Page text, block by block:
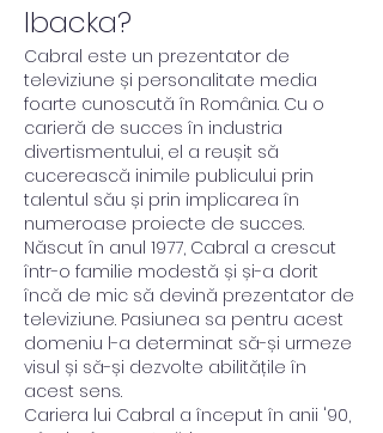
Ibacka?
Cabral este un prezentator de
televiziune și personalitate media
foarte cunoscută în România. Cu o
carieră de succes în industria
divertismentului, el a reușit să
cucerească inimile publicului prin
talentul său și prin implicarea în
numeroase proiecte de succes.
Născut în anul 1977, Cabral a crescut
într-o familie modestă și și-a dorit
încă de mic să devină prezentator de
televiziune. Pasiunea sa pentru acest
domeniu l-a determinat să-și urmeze
visul și să-și dezvolte abilitățile în
acest sens.
Cariera lui Cabral a început în anii '90,